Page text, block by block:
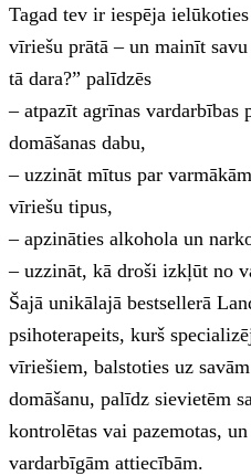
Tagad tev ir iespēja
vīriešu prātā – un mainīt
tā dara?” palīdzēs
– atpazīt agrīnas vardarbības
domāšanas dabu,
– uzzināt mītus par
vīriešu tipus,
– apzināties alkohola un
– uzzināt, kā droši izkļūt no
Šajā unikālajā bestsellerā
psihoterapeits, kurš
vīriešiem, balstoties uz
domāšanu, palīdz sievietēm
kontrolētas vai pazemotas,
vardarbīgām attiecībām.